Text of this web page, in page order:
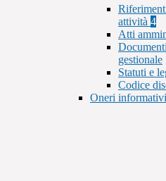
attività 4
Atti
gestionale
Statuti e
Codice
Oneri